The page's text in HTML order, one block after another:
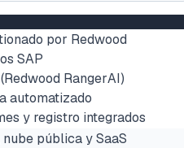
por Redwood
SAP
RangerAI)
automatizado
y registro integrados
pública y SaaS